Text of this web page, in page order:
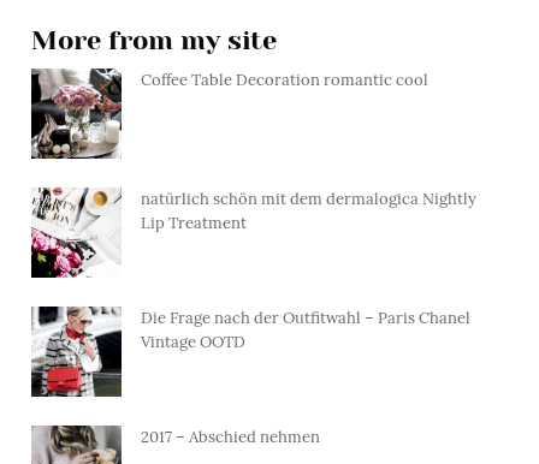
More from my site
Coffee Table Decoration romantic cool
natürlich schön mit dem dermalogica Nightly
Lip Treatment
Die Frage nach der Outfitwahl – Paris Chanel
Vintage OOTD
2017 – Abschied nehmen